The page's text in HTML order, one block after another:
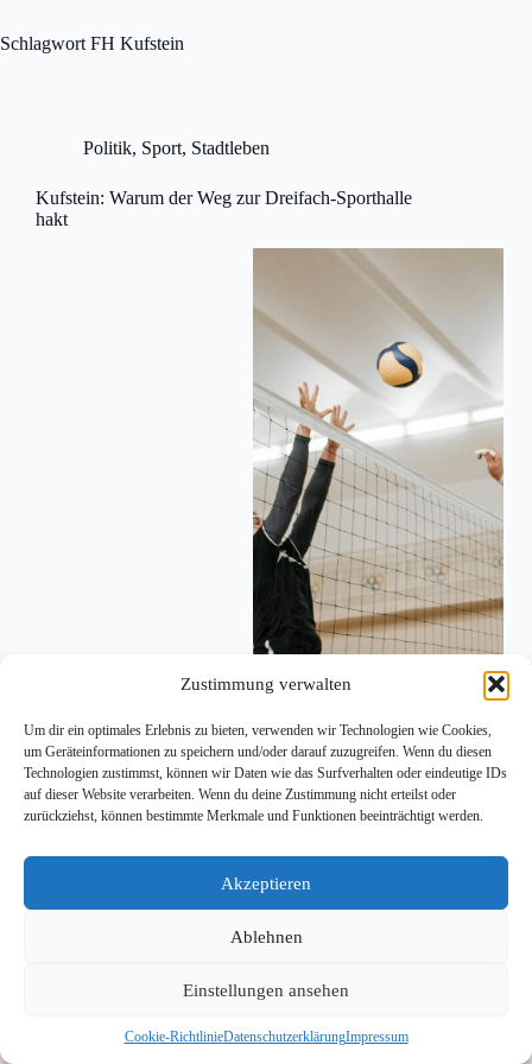
Zustimmung verwalten
Um dir ein optimales Erlebnis zu bieten, verwenden wir Technologien wie Cookies,
um Geräteinformationen zu speichern und/oder darauf zuzugreifen. Wenn du diesen
Technologien zustimmst, können wir Daten wie das Surfverhalten oder eindeutige IDs
auf dieser Website verarbeiten. Wenn du deine Zustimmung nicht erteilst oder
zurückziehst, können bestimmte Merkmale und Funktionen beeinträchtigt werden.
Akzeptieren
Ablehnen
Einstellungen ansehen
Cookie-RichtlinieDatenschutzerklärungImpressum
content
Schlagwort FH Kufstein
Politik, Sport, Stadtleben
Kufstein: Warum der Weg zur Dreifach-Sporthalle
hakt
KUFSTEIN, 28. Okt 2025 – Der Ruf nach einer
Dreifach-Sporthalle in Kufstein bleibt laut – doch
der Weg dorthin ist steinig. Eine aktuelle
Präsentation an der FH Kufstein fasst den Bedarf aus
Sicht der Vereine zusammen, gleichzeitig mahnen
jungeskufstein
28. Oktober 2025
Impressum
Datenschutzerklärung